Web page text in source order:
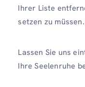
Ihrer Liste
setzen zu müssen.
Lassen Sie uns
Ihre Seelenruhe